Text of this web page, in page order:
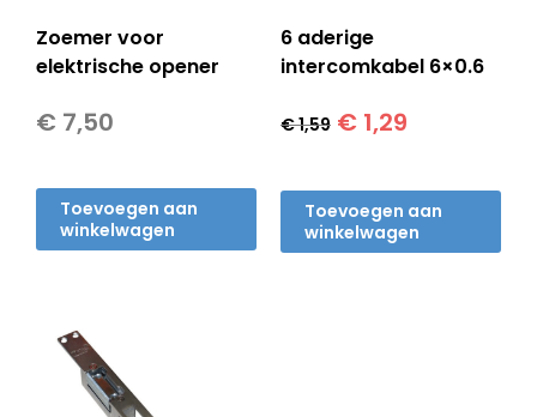
Zoemer voor
elektrische opener
€ 7,50
Toevoegen aan
winkelwagen
6 aderige
intercomkabel 6×0.6
€1,59 Oorspronkelijke
€ 1,59.
€ 1,29
€ 1,29.
Toevoegen aan
winkelwagen